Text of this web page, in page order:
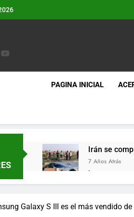
PAGINA INICIAL
Irán se
7 Años Atrás
Lo que se
7 Años Atrás
7 Años Atrás
Galaxy S III es el más vendido